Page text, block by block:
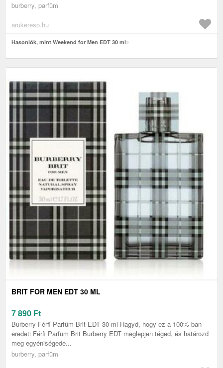
burberry, parfüm
arukereso.hu
Hasonlók, mint Weekend for Men EDT 30 ml
BRIT FOR MEN EDT 30 ML
7 890 Ft
Burberry Férfi Parfüm Brit EDT 30 ml Hagyd, hogy ez a 100%-ban
eredeti Férfi Parfüm Brit Burberry EDT meglepjen téged, és határozd
meg egyéniségede...
burberry, parfüm